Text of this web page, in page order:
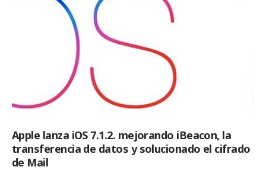
Apple lanza iOS 7.1.2. mejorando iBeacon, la
transferencia de datos y solucionado el cifrado
de Mail